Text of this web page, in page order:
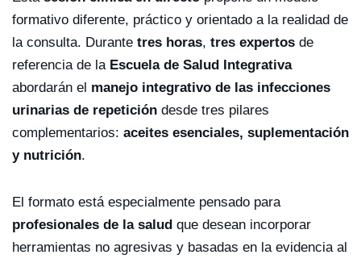
formativo diferente, práctico y orientado a la realidad de
la consulta. Durante tres horas, tres expertos de
referencia de la Escuela de Salud Integrativa
abordarán el manejo integrativo de las infecciones
urinarias de repetición desde tres pilares
complementarios: aceites esenciales, suplementación
y nutrición.
El formato está especialmente pensado para
profesionales de la salud que desean incorporar
herramientas no agresivas y basadas en la evidencia al